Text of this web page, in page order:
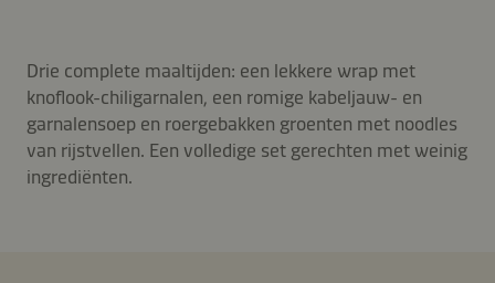
Drie complete maaltijden: een lekkere wrap met
knoflook-chiligarnalen, een romige kabeljauw- en
garnalensoep en roergebakken groenten met noodles
van rijstvellen. Een volledige set gerechten met weinig
ingrediënten.